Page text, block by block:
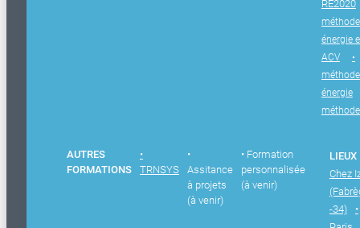
RE2020
méthode
énergie
ACV
•
méthode
énergie
AUTRES
FORMATIONS
•
TRNSYS
•
Assitance
à projets
(à venir)
• Formation
personnalisée
(à venir)
LIEUX
Chez
-34)
•